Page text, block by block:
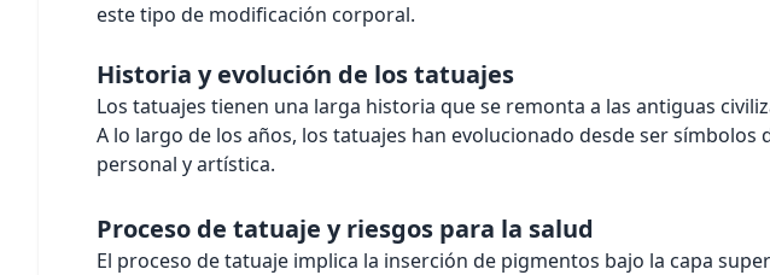
este tipo de modificación corporal.
Historia y evolución de los tatuajes
Los tatuajes tienen una larga historia que se remonta a las antiguas
A lo largo de los años, los tatuajes han evolucionado desde ser
personal y artística.
Proceso de tatuaje y riesgos para la salud
El proceso de tatuaje implica la inserción de pigmentos bajo la capa